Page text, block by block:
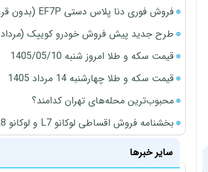
فروش فوری دنا پلاس دستی EF7P (بدون قرعه کشی)
طرح جدید پیش فروش خودرو کوییک (مرداد 1405)
قیمت سکه و طلا امروز شنبه 1405/05/10
قیمت سکه و طلا چهارشنبه 14 مرداد 1405
محبوب‌ترین محله‌های تهران کدامند؟
بخشنامه فروش اقساطی لوکانو L7 و لوکانو L8 (مرداد 1405)
سایر خبرها